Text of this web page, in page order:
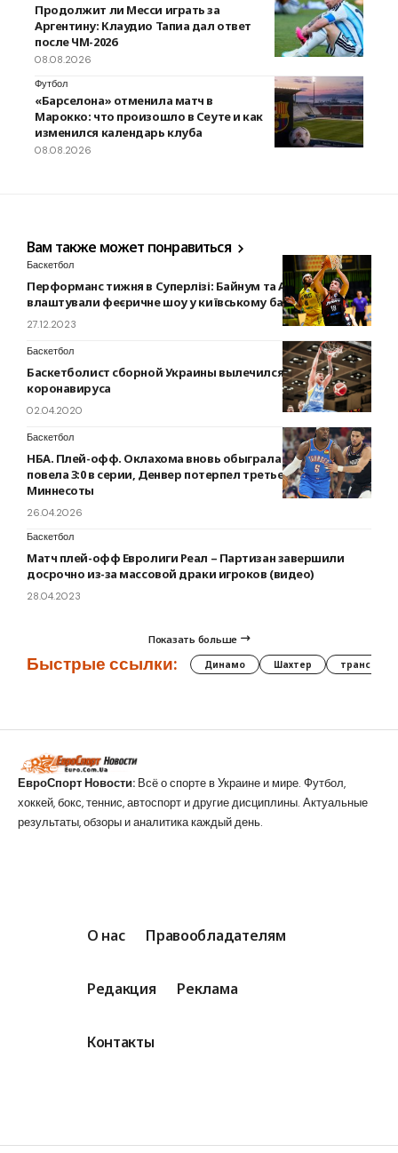
Продолжит ли Месси играть за
Аргентину: Клаудио Тапиа дал ответ
после ЧМ-2026
08.08.2026
Футбол
«Барселона» отменила матч в
Марокко: что произошло в Сеуте и как
изменился календарь клуба
08.08.2026
Вам также может понравиться
Баскетбол
Перформанс тижня в Суперлізі: Байнум та Агафонов
влаштували феєричне шоу у київському баблі
27.12.2023
Баскетбол
Баскетболист сборной Украины вылечился от
коронавируса
02.04.2020
Баскетбол
НБА. Плей-офф. Оклахома вновь обыграла Финикс и
повела 3:0 в серии, Денвер потерпел третье поражение от
Миннесоты
26.04.2026
Баскетбол
Матч плей-офф Евролиги Реал – Партизан завершили
досрочно из-за массовой драки игроков (видео)
28.04.2023
Показать больше
Быстрые ссылки: Динамо Шахтер трансферы
ЕвроСпорт Новости: Всё о спорте в Украине и мире. Футбол,
хоккей, бокс, теннис, автоспорт и другие дисциплины. Актуальные
результаты, обзоры и аналитика каждый день.
О нас Правообладателям
Редакция Реклама
Контакты